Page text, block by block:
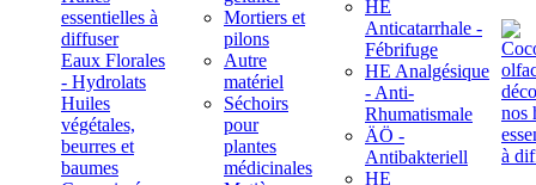
essentielles à
diffuser
Eaux Florales
- Hydrolats
Huiles
végétales,
beurres et
baumes
Mortiers et
pilons
Autre
matériel
Séchoirs
pour
plantes
médicinales
HE
Anticatarrhale -
Fébrifuge
HE Analgésique
- Anti-
Rhumatismale
ÄÖ -
Antibakteriell
HE